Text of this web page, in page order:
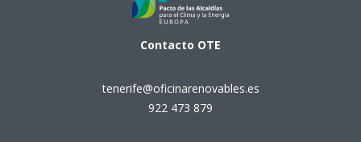
Contacto OTE
tenerife@oficinarenovables.es
922 473 879